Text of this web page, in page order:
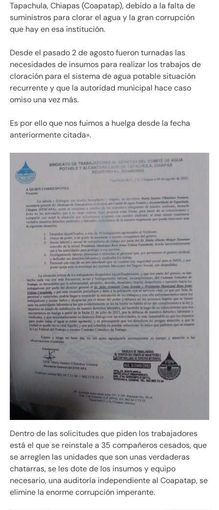
Tapachula, Chiapas (Coapatap), debido a la falta de
suministros para clorar el agua y la gran corrupción
que hay en esa institución.
Desde el pasado 2 de agosto fueron turnadas las
necesidades de insumos para realizar los trabajos de
cloración para el sistema de agua potable situación
recurrente y que la autoridad municipal hace caso
omiso una vez más.
Es por ello que nos fuimos a huelga desde la fecha
anteriormente citada».
Dentro de las solicitudes que piden los trabajadores
está el que se reinstale a 35 compañeros cesados, que
se arreglen las unidades que son unas verdaderas
chatarras, se les dote de los insumos y equipo
necesario, una auditoría independiente al Coapatap, se
elimine la enorme corrupción imperante.